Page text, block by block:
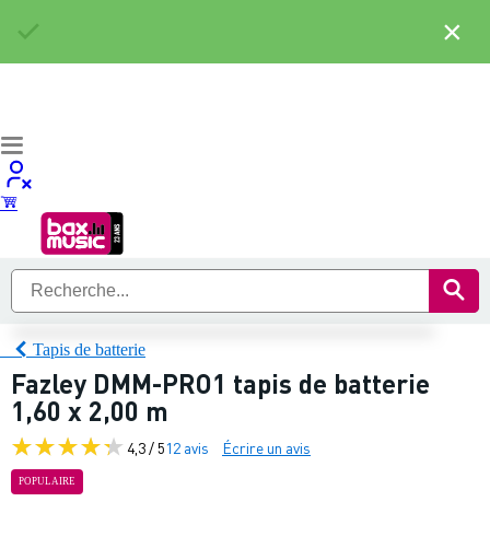
Tapis de batterie
Fazley DMM-PRO1 tapis de batterie
1,60 x 2,00 m
4,3 / 512 avis Écrire un avis
POPULAIRE
×